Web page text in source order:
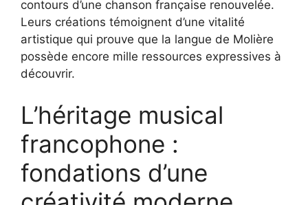
contours d’une chanson française renouvelée.
Leurs créations témoignent d’une vitalité
artistique qui prouve que la langue de Molière
possède encore mille ressources expressives à
découvrir.
L’héritage musical
francophone :
fondations d’une